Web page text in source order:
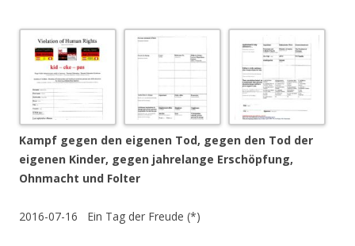
Kampf gegen den eigenen Tod, gegen den Tod der
eigenen Kinder, gegen jahrelange Erschöpfung,
Ohnmacht und Folter
2016-07-16 Ein Tag der Freude (*)